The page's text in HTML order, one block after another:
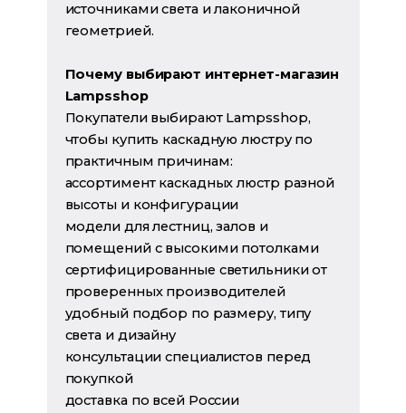
источниками света и лаконичной
геометрией.
Почему выбирают интернет-магазин
Lampsshop
Покупатели выбирают Lampsshop,
чтобы купить каскадную люстру по
практичным причинам:
ассортимент каскадных люстр разной
высоты и конфигурации
модели для лестниц, залов и
помещений с высокими потолками
сертифицированные светильники от
проверенных производителей
удобный подбор по размеру, типу
света и дизайну
консультации специалистов перед
покупкой
доставка по всей России